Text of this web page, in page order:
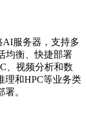
AI服务器，支持多
均衡、快捷部署
、视频分析和数
理和HPC等业务类
。